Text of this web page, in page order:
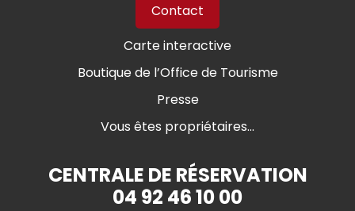
Contact
Carte interactive
Boutique de l’Office de Tourisme
Presse
Vous êtes propriétaires...
CENTRALE DE RÉSERVATION
04 92 46 10 00